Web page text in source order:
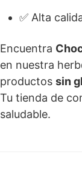
✅ Alta
Encuentra
en nuestra
productos sin
Tu tienda de
saludable.